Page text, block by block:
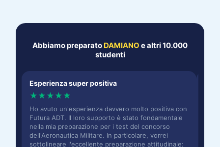
Abbiamo preparato DAMIANO e altri 10.000
studenti
Esperienza super positiva
★ ★ ★ ★ ★
Ho avuto un'esperienza davvero molto positiva con
Futura ADT. Il loro supporto è stato fondamentale
nella mia preparazione per i test del concorso
dell'Aeronautica Militare. In particolare, vorrei
sottolineare l'eccellente preparazione attitudinale: